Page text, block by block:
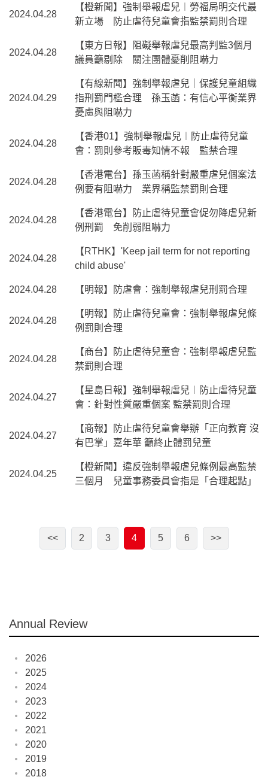
2024.04.28
【橙新聞】強制舉報虐兒︱勞福局明交代最
新立場 防止虐待兒童會指監禁罰則合理
2024.04.28
【東方日報】阻礙舉報虐兒最高判監3個月
議員籲剔除 關注團體憂削阻嚇力
2024.04.29
【有線新聞】強制舉報虐兒｜保護兒童組織
指刑罰門檻合理 孫玉菡：有信心平衡業界
憂慮與阻嚇力
2024.04.28
【香港01】強制舉報虐兒︱防止虐待兒童
會：罰則參考販毒知情不報 監禁合理
2024.04.28
【香港電台】孫玉菡稱針對嚴重虐兒個案法
例要有阻嚇力 業界稱監禁罰則合理
2024.04.28
【香港電台】防止虐待兒童會促勿降虐兒新
例刑罰 免削弱阻嚇力
2024.04.28
【RTHK】'Keep jail term for not reporting
child abuse'
2024.04.28 【明報】防虐會：強制舉報虐兒刑罰合理
2024.04.28
【明報】防止虐待兒童會：強制舉報虐兒條
例罰則合理
2024.04.28
【商台】防止虐待兒童會：強制舉報虐兒監
禁罰則合理
2024.04.27
【星島日報】強制舉報虐兒︱防止虐待兒童
會：針對性質嚴重個案 監禁罰則合理
2024.04.27
【商報】防止虐待兒童會舉辦「正向教育 沒
有巴掌」嘉年華 籲終止體罰兒童
2024.04.25
【橙新聞】違反強制舉報虐兒條例最高監禁
三個月 兒童事務委員會指是「合理起點」
<< 2 3 4 5 6 >>
Annual Review
2026
2025
2024
2023
2022
2021
2020
2019
2018